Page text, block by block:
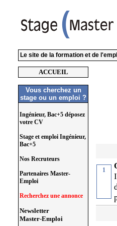
Le site de la formation et de
ACCUEIL
Vous cherchez un
stage ou un emploi ?
Ingénieur, Bac+5 déposez
votre CV
Stage et emploi Ingénieur,
Bac+5
Nos Recruteurs
Partenaires Master-
Emploi
Recherchez une annonce
Newsletter
Master-Emploi
1